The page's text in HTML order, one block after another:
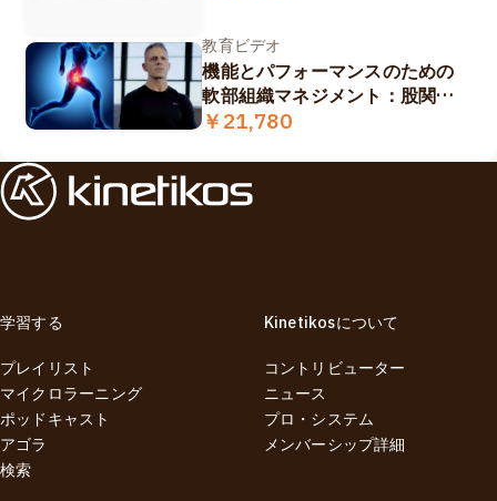
教育ビデオ
機能とパフォーマンスのための
軟部組織マネジメント：股関節
複合体重視
￥21,780
学習する
プレイリスト
マイクロラーニング
ポッドキャスト
アゴラ
検索
Kinetikosについて
コントリビューター
ニュース
プロ・システム
メンバーシップ詳細